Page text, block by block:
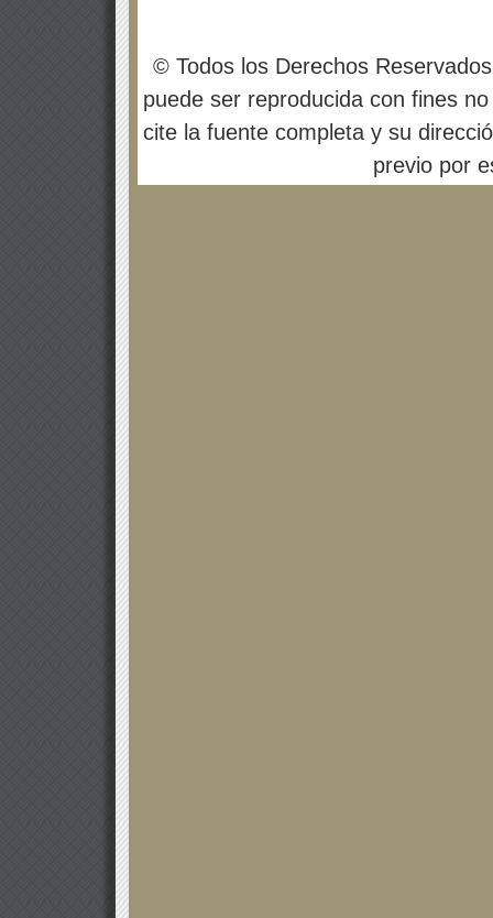
© Todos los Derechos
puede ser reproducida con fines
cite la fuente completa y su
previo por